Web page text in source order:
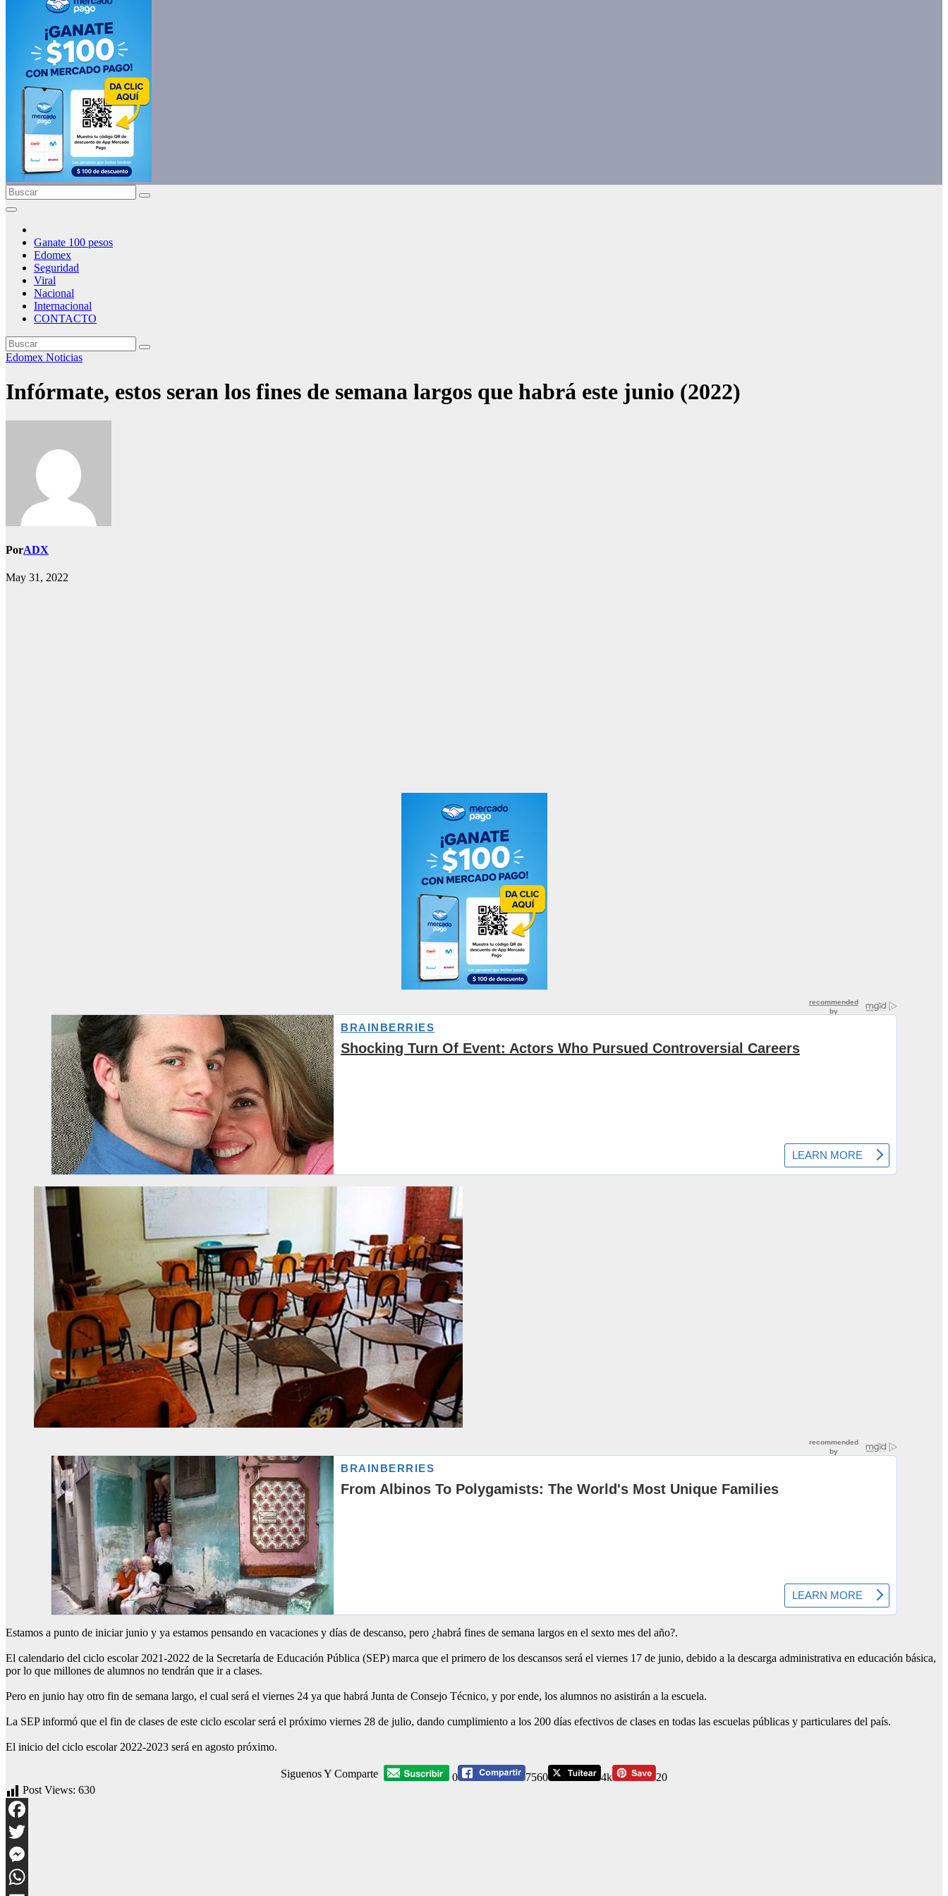
Ganate 100 pesos
Edomex
Seguridad
Viral
Nacional
Internacional
CONTACTO
Edomex Noticias
Infórmate, estos seran los fines de semana largos que habrá este junio (2022)
PorADX
May 31, 2022
Estamos a punto de iniciar junio y ya estamos pensando en vacaciones y días de descanso, pero ¿habrá fines de semana largos en el sexto mes del año?.
El calendario del ciclo escolar 2021-2022 de la Secretaría de Educación Pública (SEP) marca que el primero de los descansos será el viernes 17 de junio, debido a la descarga administrativa en educación básica,
por lo que millones de alumnos no tendrán que ir a clases.
Pero en junio hay otro fin de semana largo, el cual será el viernes 24 ya que habrá Junta de Consejo Técnico, y por ende, los alumnos no asistirán a la escuela.
La SEP informó que el fin de clases de este ciclo escolar será el próximo viernes 28 de julio, dando cumplimiento a los 200 días efectivos de clases en todas las escuelas públicas y particulares del país.
El inicio del ciclo escolar 2022-2023 será en agosto próximo.
Siguenos Y Comparte 0 7560 4k
20
Post Views: 630
Facebook
Twitter
Messenger